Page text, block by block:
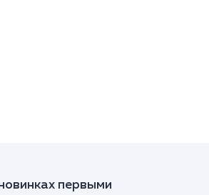
первыми